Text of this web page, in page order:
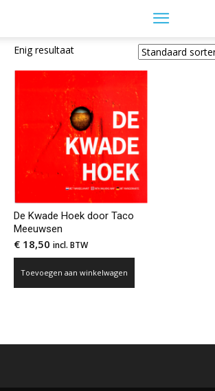
Enig resultaat
De Kwade Hoek door Taco
Meeuwsen
€ 18,50 incl. BTW
Toevoegen aan winkelwagen